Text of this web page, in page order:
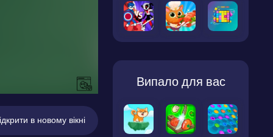
в новому вікні
Випало для вас